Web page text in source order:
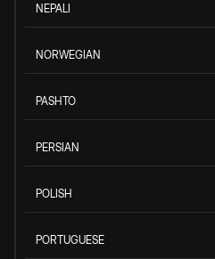
NEPALI
NORWEGIAN
PASHTO
PERSIAN
POLISH
PORTUGUESE